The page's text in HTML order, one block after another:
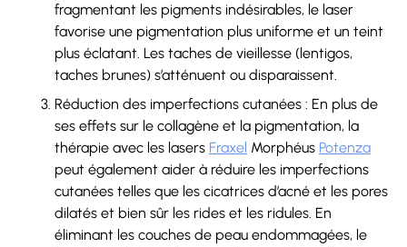
fragmentant les pigments indésirables, le laser
favorise une pigmentation plus uniforme et un teint
plus éclatant. Les taches de vieillesse (lentigos,
taches brunes) s’atténuent ou disparaissent.
Réduction des imperfections cutanées : En plus de
ses effets sur le collagène et la pigmentation, la
thérapie avec les lasers Fraxel Morphéus Potenza
peut également aider à réduire les imperfections
cutanées telles que les cicatrices d’acné et les pores
dilatés et bien sûr les rides et les ridules. En
éliminant les couches de peau endommagées, le